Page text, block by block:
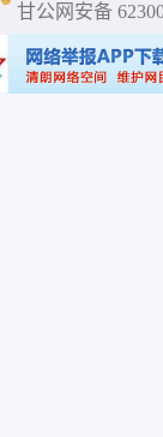
甘公网安备